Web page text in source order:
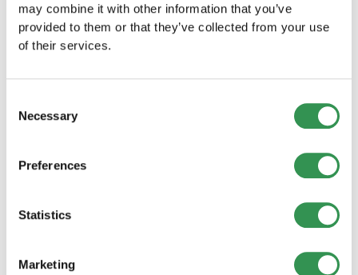
may combine it with other information that you’ve
provided to them or that they’ve collected from your use
of their services.
Selection
Necessary
Preferences
Statistics
Marketing
Gründen ist eine Wette, aber Sie können
die Quote verbessern
Serienunternehmer Rüdiger H. Peter über die typischen